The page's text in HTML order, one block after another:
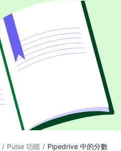
/ Pulse 功能 / Pipedrive 中的分數